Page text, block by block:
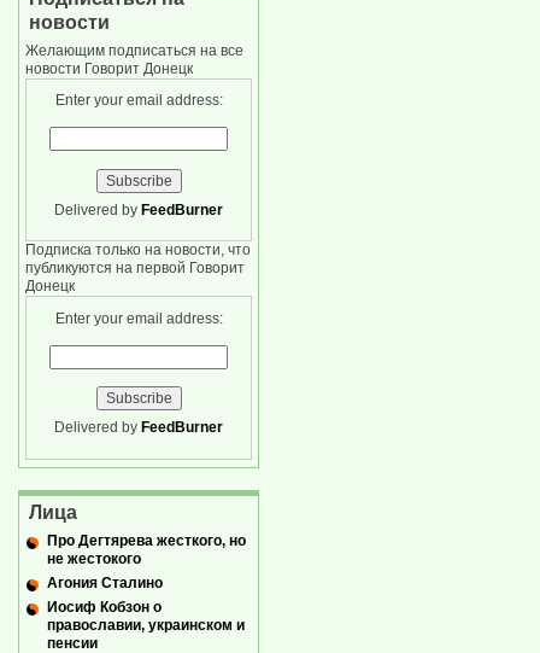
новости
Желающим подписаться на все
новости Говорит Донецк
Enter your email address:
Delivered by FeedBurner
Подписка только на новости, что
публикуются на первой Говорит
Донецк
Enter your email address:
Delivered by FeedBurner
Лица
Про Дегтярева жесткого, но
не жестокого
Агония Сталино
Иосиф Кобзон о
православии, украинском и
пенсии